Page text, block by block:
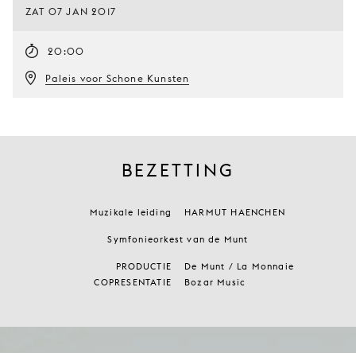
ZAT 07 JAN 2017
20:00
Paleis voor Schone Kunsten
BEZETTING
Muzikale leiding HARMUT HAENCHEN
Symfonieorkest van de Munt
PRODUCTIE
De Munt / La Monnaie
COPRESENTATIE
Bozar Music